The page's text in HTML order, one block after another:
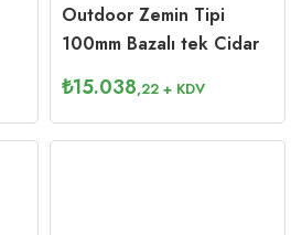
Outdoor Zemin Tipi
100mm Bazalı tek Cidar
₺15.038,22 + KDV